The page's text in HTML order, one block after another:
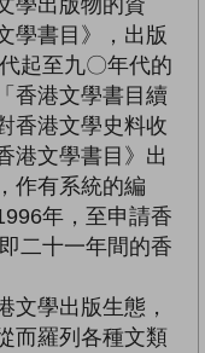
學書目》，出版
起至九〇年代的
香港文學書目續
香港文學史料收
港文學書目》出
作有系統的編
年，至申請香
二十一年間的香
文學出版生態，
而羅列各種文類